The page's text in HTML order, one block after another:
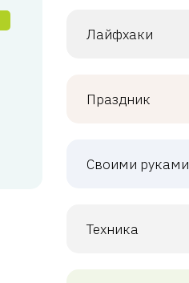
Лайфхаки
Праздник
Своими руками
Техника